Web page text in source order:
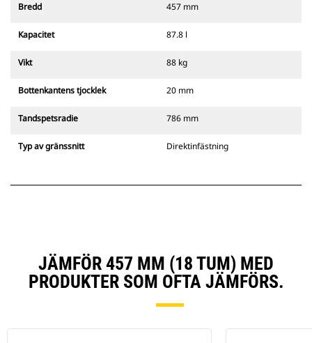
Bredd 457 mm
Kapacitet 87.8 l
Vikt 88 kg
Bottenkantens tjocklek 20 mm
Tandspetsradie 786 mm
Typ av gränssnitt Direktinfästning
JÄMFÖR 457 MM (18 TUM) MED
PRODUKTER SOM OFTA JÄMFÖRS.